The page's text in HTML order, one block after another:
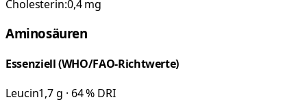
Cholesterin:0,4mg
Aminosäuren
Essenziell (WHO/FAO-Richtwerte)
Leucin1,7 g · 64 % DRI